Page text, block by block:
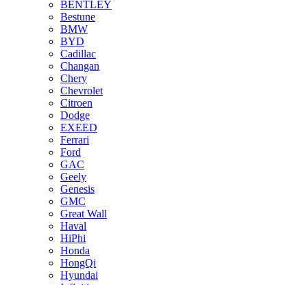
BENTLEY
Bestune
BMW
BYD
Cadillac
Changan
Chery
Chevrolet
Citroen
Dodge
EXEED
Ferrari
Ford
GAC
Geely
Genesis
GMC
Great Wall
Haval
HiPhi
Honda
HongQi
Hyundai